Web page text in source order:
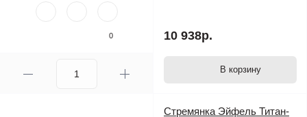
0 10 938р.
В корзину
Стремянка Эйфель Титан-